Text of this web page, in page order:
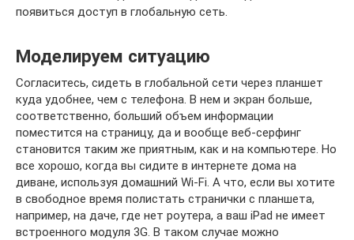
появиться доступ в глобальную сеть.
Моделируем ситуацию
Согласитесь, сидеть в глобальной сети через планшет
куда удобнее, чем с телефона. В нем и экран больше,
соответственно, больший объем информации
поместится на страницу, да и вообще веб-серфинг
становится таким же приятным, как и на компьютере. Но
все хорошо, когда вы сидите в интернете дома на
диване, используя домашний Wi-Fi. А что, если вы хотите
в свободное время полистать странички с планшета,
например, на даче, где нет роутера, а ваш iPad не имеет
встроенного модуля 3G. В таком случае можно